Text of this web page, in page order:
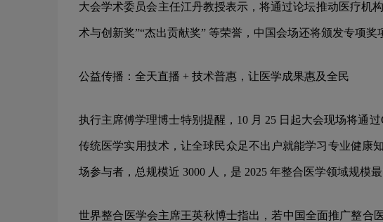
大会学术委员会主任江丹教授表示，将通过论坛推动医疗机
术与创新奖”“杰出贡献奖” 等荣誉，中国会场还将颁发专项奖
公益传播：全天直播 + 技术普惠，让医学成果惠及全民
执行主席傅学理博士特别提醒，10 月 25 日起大会现场将通
传统医学实用技术，让全球民众足不出户就能学习专业健康
场参与者，总规模近 3000 人，是 2025 年整合医学领域规模最
世界整合医学会主席王英秋博士指出，若中国全面推广整合